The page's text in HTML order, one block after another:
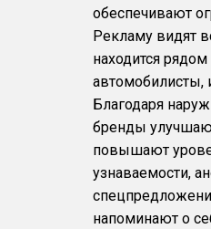
обеспечивают
Рекламу видят
находится
автомобилисты,
Благодаря
бренды
повышают
узнаваемости,
напоминают о